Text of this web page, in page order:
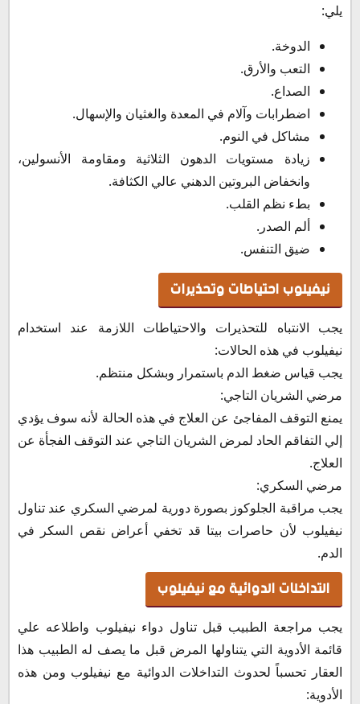
يلي:
الدوخة.
التعب والأرق.
الصداع.
اضطرابات وآلام في المعدة والغثيان والإسهال.
مشاكل في النوم.
زيادة مستويات الدهون الثلاثية ومقاومة الأنسولين،
وانخفاض البروتين الدهني عالي الكثافة.
بطء نظم القلب.
ألم الصدر.
ضيق التنفس.
نيفيلوب احتياطات وتحذيرات
يجب الانتباه للتحذيرات والاحتياطات اللازمة عند استخدام
نيفيلوب في هذه الحالات:
يجب قياس ضغط الدم باستمرار وبشكل منتظم.
مرضي الشريان التاجي:
يمنع التوقف المفاجئ عن العلاج في هذه الحالة لأنه سوف يؤدي
إلي التفاقم الحاد لمرض الشريان التاجي عند التوقف الفجأة عن
العلاج.
مرضي السكري:
يجب مراقبة الجلوكوز بصورة دورية لمرضي السكري عند تناول
نيفيلوب لأن حاصرات بيتا قد تخفي أعراض نقص السكر في
الدم.
التداخلات الدوائية مع نيفيلوب
يجب مراجعة الطبيب قبل تناول دواء نيفيلوب واطلاعه علي
قائمة الأدوية التي يتناولها المرض قبل ما يصف له الطبيب هذا
العقار تحسباً لحدوث التداخلات الدوائية مع نيفيلوب ومن هذه
الأدوية: